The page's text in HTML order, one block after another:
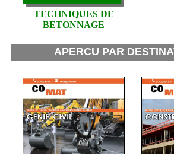
TECHNIQUES DE
BETONNAGE
APERCU PAR